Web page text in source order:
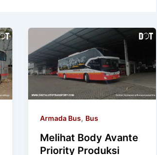
Armada Bus, Bus
Melihat Body Avante
Priority Produksi